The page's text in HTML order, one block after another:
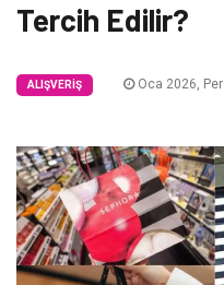
Tercih Edilir?
ALIŞVERIŞ Oca 2026, Per